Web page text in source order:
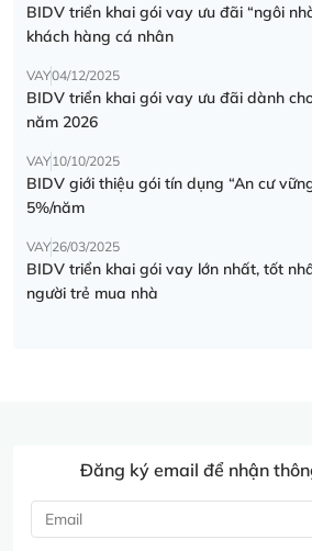
BIDV triển khai gói vay ưu đãi “ngôi
khách hàng cá nhân
VAY04/12/2025
BIDV triển khai gói vay ưu đãi dành
năm 2026
VAY10/10/2025
BIDV giới thiệu gói tín dụng “An cư
5%/năm
VAY26/03/2025
BIDV triển khai gói vay lớn nhất, tốt
người trẻ mua nhà
Đăng ký email để nhận